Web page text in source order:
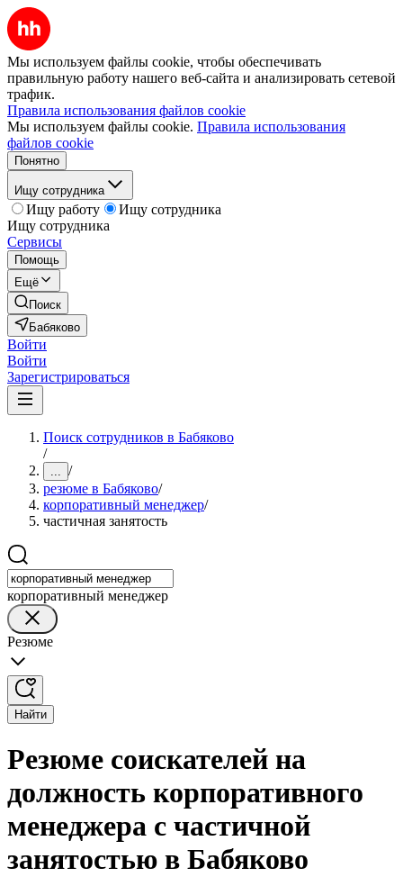
Мы используем файлы cookie, чтобы обеспечивать
правильную работу нашего веб-сайта и анализировать сетевой
трафик.
Правила использования файлов cookie
Мы используем файлы cookie. Правила использования
файлов cookie
Понятно
Ищу сотрудника
Ищу работу
Ищу сотрудника
Ищу сотрудника
Сервисы
Помощь
Ещё
Поиск
Бабяково
Войти
Войти
Зарегистрироваться
Поиск сотрудников в Бабяково
/
... /
резюме в Бабяково/
корпоративный менеджер/
частичная занятость
корпоративный менеджер
Резюме
Найти
Резюме соискателей на
должность корпоративного
менеджера с частичной
занятостью в Бабяково